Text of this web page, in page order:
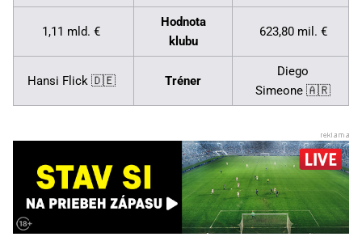
1,11 mld. €
Hodnota
klubu
623,80 mil. €
Hansi Flick 🇩🇪 Tréner
Diego
Simeone 🇦🇷